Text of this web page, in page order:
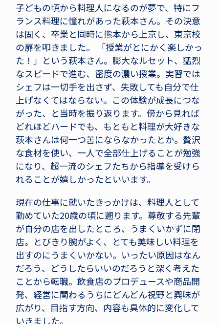
子どもの頃から料理人になるのが夢で、特にフ
ランス料理に憧れがあった萩本さん。その決意
は固く、卒業と同時に熊本から上京し、東京校
の扉を叩きました。 「授業がとにかく楽しかっ
た！」という萩本さん。膨大なルセット、猛烈
なスピードで進む、密度の濃い授業。実習では
シェフは一切手を出さず、失敗しても自分で仕
上げなくてはならない。この体験が成長につな
がった、と当時を振り返ります。傍から見れば
どれほどハードでも、もともと料理が大好きな
萩本さんは何一つ苦にならなかったとか。贅沢
な食材を使い、一人で全部仕上げることが勉強
になり、超一流のシェフたちから指導を受けら
れることが嬉しかったといいます。
現在の仕事に就いたきっかけは、料理人として
勤めていた20歳の頃に遡ります。尊敬する先輩
が自分の店を出したところ、うまくいかずに閉
店。とびきり腕がよく、とても美味しい料理を
出すのにうまくいかない。いったい原因はなん
だろう、どうしたらいいのだろうと深く考えた
ことから転職。飲食店のプロデュースや商品開
発、経営に関わるうちにどんどん視野と興味が
広がり、目指す方向、内容も具体的に変化して
いきました。